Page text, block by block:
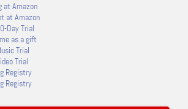
at Amazon
at Amazon
Day Trial
as a gift
Trial
Trial
Registry
Registry